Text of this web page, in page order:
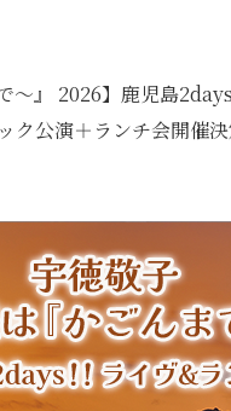
〜』 2026】鹿児島
ク公演＋ランチ会開催決